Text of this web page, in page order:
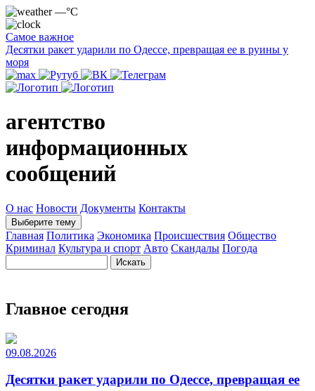
—°C
Самое важное
Десятки ракет ударили по Одессе, превращая ее в руины у
моря
агентство
информационных
сообщений
О нас Новости Документы Контакты
Выберите тему
Главная Политика Экономика Происшествия Общество
Криминал Культура и спорт Авто Скандалы Погода
Главное сегодня
09.08.2026
Десятки ракет ударили по Одессе, превращая ее